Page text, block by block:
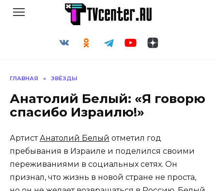
ГЛАВНАЯ » ЗВЁЗДЫ
Анатолий Белый: «Я говорю
спасибо Израилю!»
АртистАнатолий Белый отметил год
пребывания в Израиле и поделился своими
переживаниями в социальных сетях. Он
признал, что жизнь в новой стране не проста,